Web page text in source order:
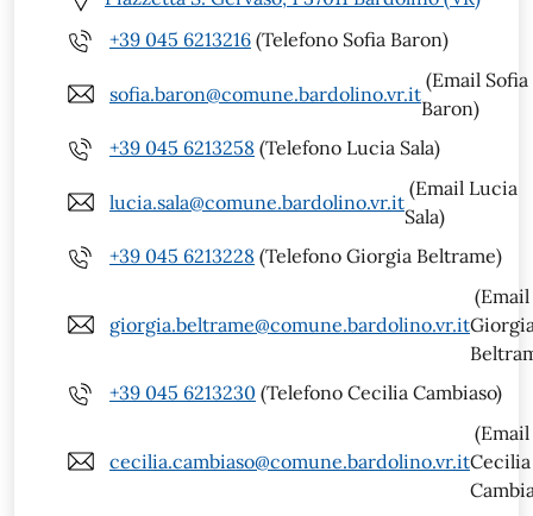
+39 045 6213216 (Telefono Sofia Baron)
sofia.baron@comune.bardolino.vr.it
(Email Sofia
Baron)
+39 045 6213258 (Telefono Lucia Sala)
lucia.sala@comune.bardolino.vr.it
(Email Lucia
Sala)
+39 045 6213228 (Telefono Giorgia Beltrame)
giorgia.beltrame@comune.bardolino.vr.it
(Email
+39 045 6213230 (Telefono Cecilia Cambiaso)
cecilia.cambiaso@comune.bardolino.vr.it
(Email
Cecilia